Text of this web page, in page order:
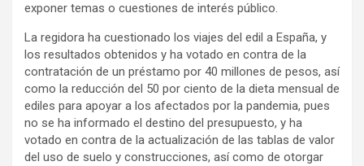
exponer temas o cuestiones de interés público.
La regidora ha cuestionado los viajes del edil a España, y
los resultados obtenidos y ha votado en contra de la
contratación de un préstamo por 40 millones de pesos, así
como la reducción del 50 por ciento de la dieta mensual de
ediles para apoyar a los afectados por la pandemia, pues
no se ha informado el destino del presupuesto, y ha
votado en contra de la actualización de las tablas de valor
del uso de suelo y construcciones, así como de otorgar